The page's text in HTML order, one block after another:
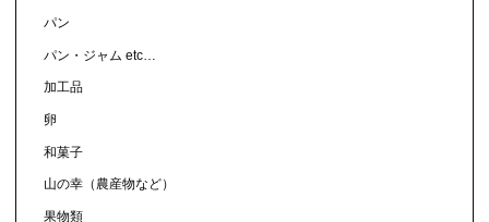
パン
パン・ジャム etc…
加工品
卵
和菓子
山の幸（農産物など）
果物類